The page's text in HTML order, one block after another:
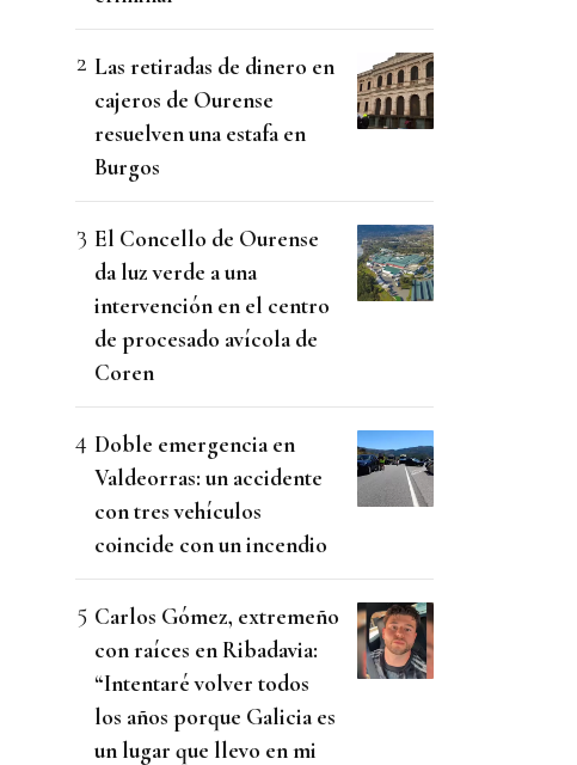
Las retiradas de dinero en
cajeros de Ourense
resuelven una estafa en
Burgos
El Concello de Ourense
da luz verde a una
intervención en el centro
de procesado avícola de
Coren
Doble emergencia en
Valdeorras: un accidente
con tres vehículos
coincide con un incendio
Carlos Gómez, extremeño
con raíces en Ribadavia:
“Intentaré volver todos
los años porque Galicia es
un lugar que llevo en mi